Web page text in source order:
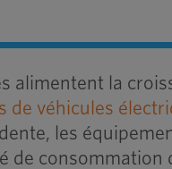
alimentent la
de véhicules
les
de consommation